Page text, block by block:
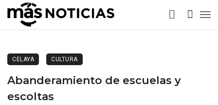
CELAYA CULTURA
Abanderamiento de escuelas y
escoltas